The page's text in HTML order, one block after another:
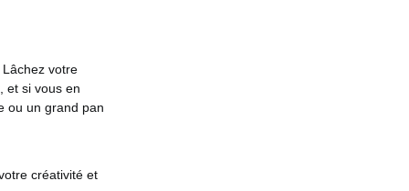
votre
et si vous en
ou un grand pan
créativité et